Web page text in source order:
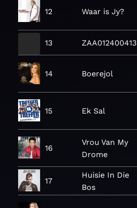
12 Waar is Jy?
13 ZAA012400413
14 Boerejol
15 Ek Sal
16
Vrou Van My
Drome
17
Huisie In Die
Bos